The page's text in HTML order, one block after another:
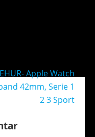
Apple Watch
42mm, Serie 1
2 3 Sport